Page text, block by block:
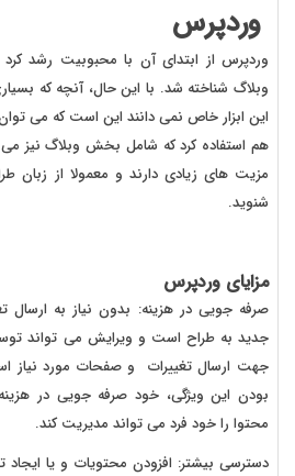
وردپرس
وردپرس از ابتدای آن با محبوبیت رشد کرد
وبلاگ شناخته شد. با این حال، آنچه که
این ابزار خاص نمی دانند این است که می
هم استفاده کرد که شامل بخش وبلاگ
مزیت های زیادی دارند و معمولا از زبان
شنوید.
مزایای وردپرس
صرفه جویی در هزینه: بدون نیاز به
جدید به طراح است و ویرایش می تواند
جهت ارسال تغییرات و صفحات مورد نیاز
بودن این ویژگی، خود صرفه جویی در
محتوا را خود فرد می تواند مدیریت کند.
دسترسی بیشتر: افزودن محتویات و یا ایجاد